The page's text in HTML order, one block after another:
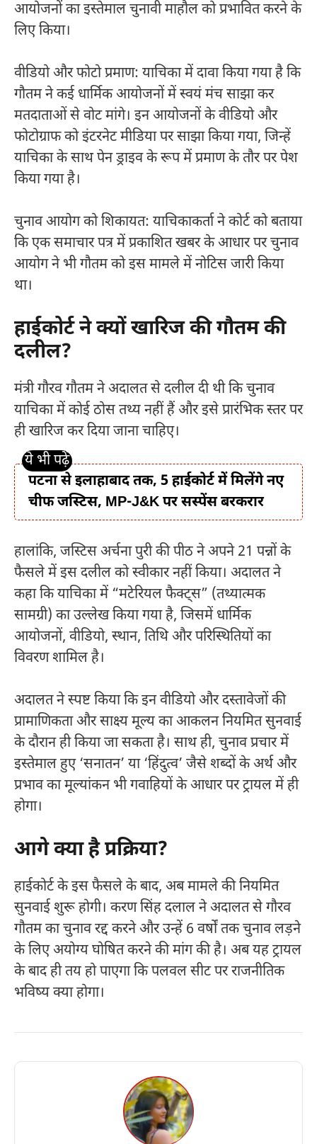
आयोजनों का इस्तेमाल चुनावी माहौल को प्रभावित करने के
लिए किया।
वीडियो और फोटो प्रमाण: याचिका में दावा किया गया है कि
गौतम ने कई धार्मिक आयोजनों में स्वयं मंच साझा कर
मतदाताओं से वोट मांगे। इन आयोजनों के वीडियो और
फोटोग्राफ को इंटरनेट मीडिया पर साझा किया गया, जिन्हें
याचिका के साथ पेन ड्राइव के रूप में प्रमाण के तौर पर पेश
किया गया है।
चुनाव आयोग को शिकायत: याचिकाकर्ता ने कोर्ट को बताया
कि एक समाचार पत्र में प्रकाशित खबर के आधार पर चुनाव
आयोग ने भी गौतम को इस मामले में नोटिस जारी किया
था।
हाईकोर्ट ने क्यों खारिज की गौतम की
दलील?
मंत्री गौरव गौतम ने अदालत से दलील दी थी कि चुनाव
याचिका में कोई ठोस तथ्य नहीं हैं और इसे प्रारंभिक स्तर पर
ही खारिज कर दिया जाना चाहिए।
पटना से इलाहाबाद तक, 5 हाईकोर्ट में मिलेंगे नए
चीफ जस्टिस, MP-J&K पर सस्पेंस बरकरार
हालांकि, जस्टिस अर्चना पुरी की पीठ ने अपने 21 पन्नों के
फैसले में इस दलील को स्वीकार नहीं किया। अदालत ने
कहा कि याचिका में “मटेरियल फैक्ट्स” (तथ्यात्मक
सामग्री) का उल्लेख किया गया है, जिसमें धार्मिक
आयोजनों, वीडियो, स्थान, तिथि और परिस्थितियों का
विवरण शामिल है।
अदालत ने स्पष्ट किया कि इन वीडियो और दस्तावेजों की
प्रामाणिकता और साक्ष्य मूल्य का आकलन नियमित सुनवाई
के दौरान ही किया जा सकता है। साथ ही, चुनाव प्रचार में
इस्तेमाल हुए ‘सनातन’ या ‘हिंदुत्व’ जैसे शब्दों के अर्थ और
प्रभाव का मूल्यांकन भी गवाहियों के आधार पर ट्रायल में ही
होगा।
आगे क्या है प्रक्रिया?
हाईकोर्ट के इस फैसले के बाद, अब मामले की नियमित
सुनवाई शुरू होगी। करण सिंह दलाल ने अदालत से गौरव
गौतम का चुनाव रद्द करने और उन्हें 6 वर्षों तक चुनाव लड़ने
के लिए अयोग्य घोषित करने की मांग की है। अब यह ट्रायल
के बाद ही तय हो पाएगा कि पलवल सीट पर राजनीतिक
भविष्य क्या होगा।